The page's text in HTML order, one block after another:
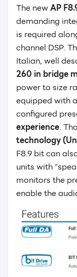
Search
for:
The newAP
demanding
is required
channel DSP.
Italian, well
260 in bridge
power to size
equipped with
configured
experience.
technology
F8.9 bit can
units with
monitors the
enable the